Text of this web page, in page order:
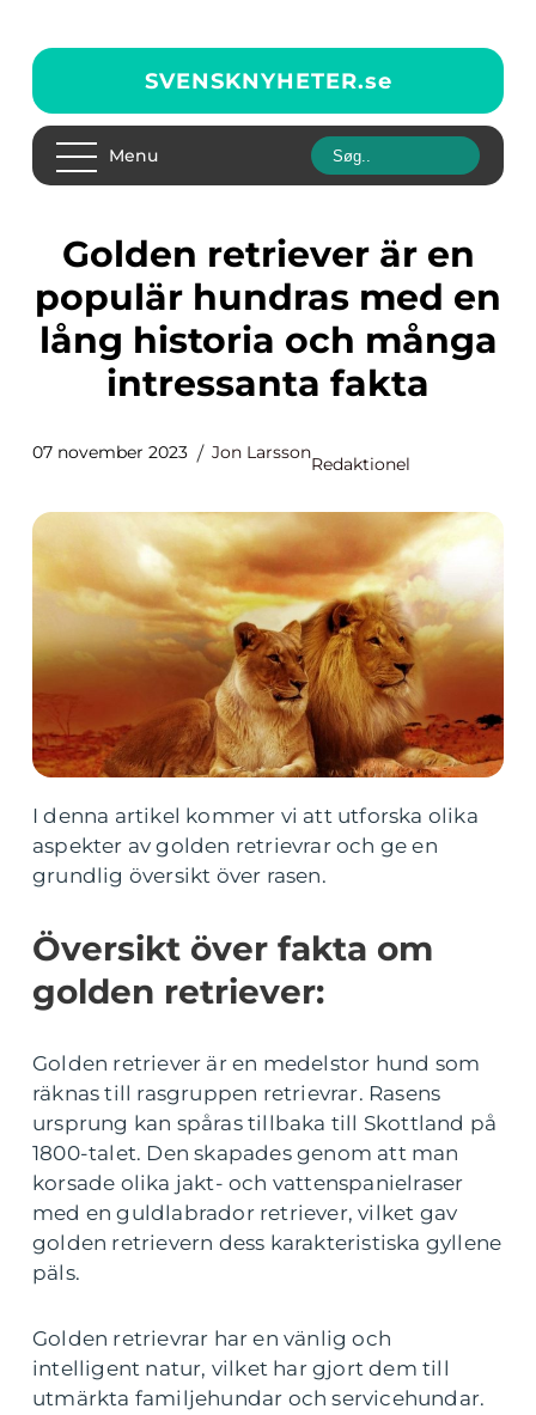
SVENSKNYHETER.se
Menu
Golden retriever är en
populär hundras med en
lång historia och många
intressanta fakta
07 november 2023 Jon Larsson
Redaktionel
I denna artikel kommer vi att utforska olika
aspekter av golden retrievrar och ge en
grundlig översikt över rasen.
Översikt över fakta om
golden retriever:
Golden retriever är en medelstor hund som
räknas till rasgruppen retrievrar. Rasens
ursprung kan spåras tillbaka till Skottland på
1800-talet. Den skapades genom att man
korsade olika jakt- och vattenspanielraser
med en guldlabrador retriever, vilket gav
golden retrievern dess karakteristiska gyllene
päls.
Golden retrievrar har en vänlig och
intelligent natur, vilket har gjort dem till
utmärkta familjehundar och servicehundar.